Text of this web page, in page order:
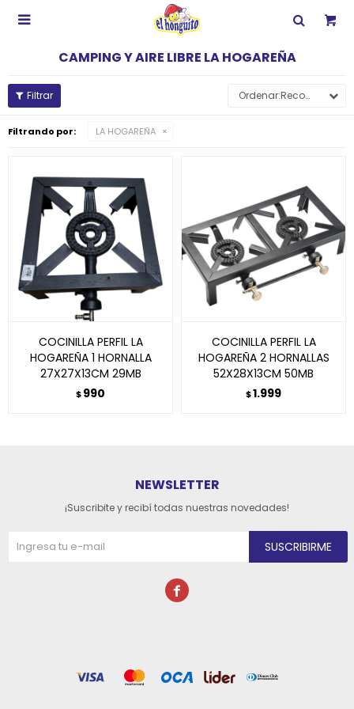

CAMPING Y AIRE LIBRE LA HOGAREÑA
Recomendados
Filtrando por: LA HOGAREÑA
COCINILLA PERFIL LA
HOGAREÑA 1 HORNALLA
27X27X13CM 29MB
$990
COCINILLA PERFIL LA
HOGAREÑA 2 HORNALLAS
52X28X13CM 50MB
$1.999
NEWSLETTER
¡Suscribite y recibí todas nuestras novedades!
SUSCRIBIRME
